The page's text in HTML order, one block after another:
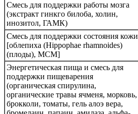
Смесь для поддержки работы мозга
(экстракт гинкго билоба, холин,
инозитол, ГАМК)
Смесь для поддержки состояния кожи
[облепиха (Hippophae rhamnoides)
(плоды), МСМ]
Энергетическая пища и смесь для
поддержки пищеварения
(органическая спирулина,
органические травы ячменя, морковь,
брокколи, томаты, гель алоэ вера,